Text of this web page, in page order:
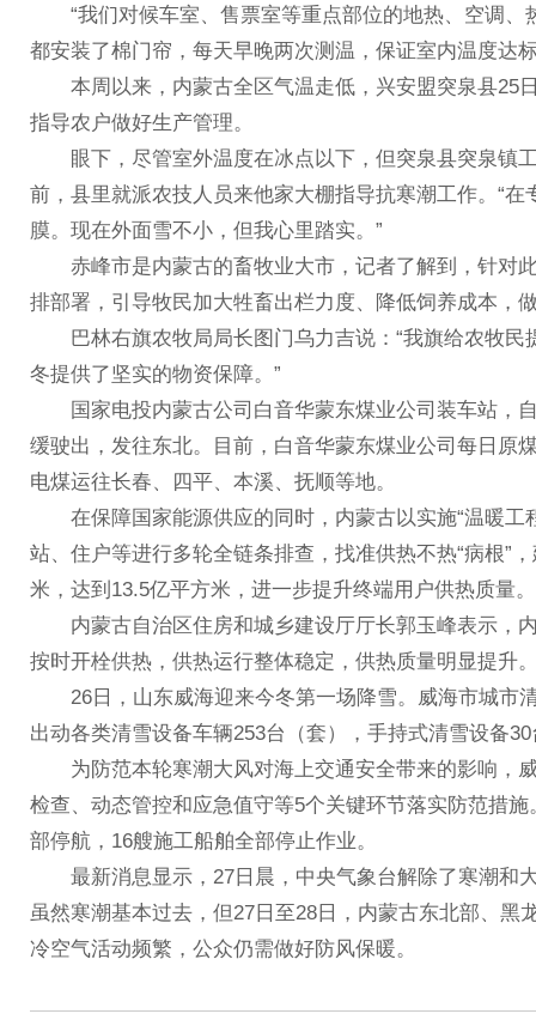
“我们对候车室、售票室等重点部位的地热、空调、
都安装了棉门帘，每天早晚两次测温，保证室内温度达
本周以来，内蒙古全区气温走低，兴安盟突泉县25
指导农户做好生产管理。
眼下，尽管室外温度在冰点以下，但突泉县突泉镇
前，县里就派农技人员来他家大棚指导抗寒潮工作。“
膜。现在外面雪不小，但我心里踏实。”
赤峰市是内蒙古的畜牧业大市，记者了解到，针对
排部署，引导牧民加大牲畜出栏力度、降低饲养成本，
巴林右旗农牧局局长图门乌力吉说：“我旗给农牧民
冬提供了坚实的物资保障。”
国家电投内蒙古公司白音华蒙东煤业公司装车站，
缓驶出，发往东北。目前，白音华蒙东煤业公司每日原
电煤运往长春、四平、本溪、抚顺等地。
在保障国家能源供应的同时，内蒙古以实施“温暖工
站、住户等进行多轮全链条排查，找准供热不热“病根”
米，达到13.5亿平方米，进一步提升终端用户供热质量。
内蒙古自治区住房和城乡建设厅厅长郭玉峰表示，内
按时开栓供热，供热运行整体稳定，供热质量明显提升
26日，山东威海迎来今冬第一场降雪。威海市城市
出动各类清雪设备车辆253台（套），手持式清雪设备
为防范本轮寒潮大风对海上交通安全带来的影响，
检查、动态管控和应急值守等5个关键环节落实防范措
部停航，16艘施工船舶全部停止作业。
最新消息显示，27日晨，中央气象台解除了寒潮和
虽然寒潮基本过去，但27日至28日，内蒙古东北部、
冷空气活动频繁，公众仍需做好防风保暖。